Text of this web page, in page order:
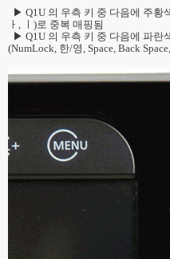
▶ Q1U 의 우측 키 중 다음에 주황
ㅏ, ㅣ)로 중복 매핑됨
▶ Q1U 의 우측 키 중 다음에 파란
(NumLock, 한/영, Space, Back